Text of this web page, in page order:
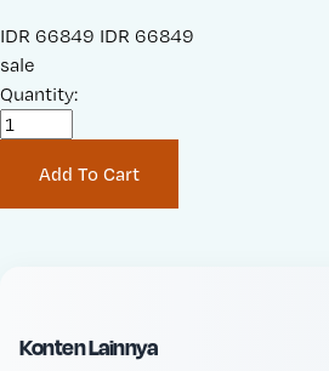
S
a
l
e
i
IDR 66849 O
n
a
c
IDR 66849
sale
Quantity:
Add To Cart
Konten Lainnya